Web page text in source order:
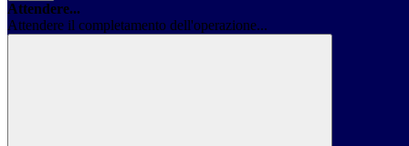
Attendere...
Attendere il completamento dell'operazione...